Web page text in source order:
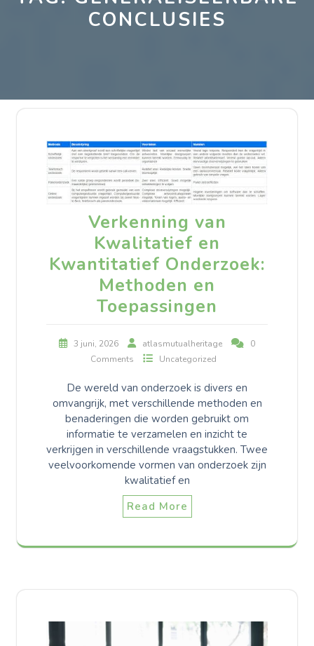
CONCLUSIES
Verkenning van
Kwalitatief en
Kwantitatief Onderzoek:
Methoden en
Toepassingen
3 juni, 2026 atlasmutualheritage
0
Comments
Uncategorized
De wereld van onderzoek is divers en
omvangrijk, met verschillende methoden en
benaderingen die worden gebruikt om
informatie te verzamelen en inzicht te
verkrijgen in verschillende vraagstukken. Twee
veelvoorkomende vormen van onderzoek zijn
kwalitatief en
Read More